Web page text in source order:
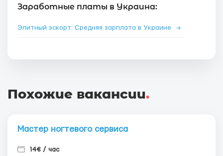
Заработные платы в Украина:
Элитный эскорт: Средняя зарплата в Украине →
Похожие вакансии.
Мастер ногтевого сервиса
14€ / час